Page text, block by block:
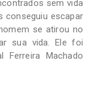
sem vida
conseguiu escapar
se atirou no
sua vida. Ele foi
Machado